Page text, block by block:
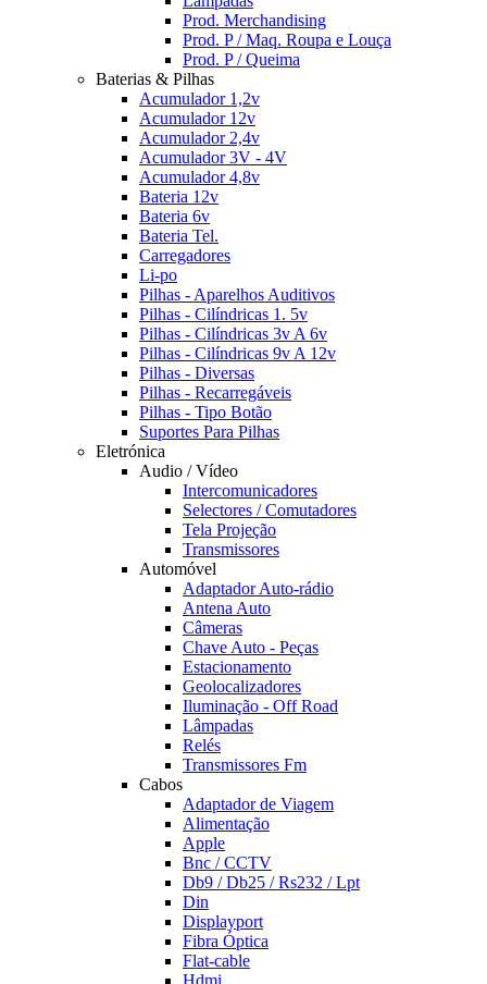
Prod. Merchandising
Prod. P / Maq. Roupa e Louça
Prod. P / Queima
Baterias & Pilhas
Acumulador 1,2v
Acumulador 12v
Acumulador 2,4v
Acumulador 3V - 4V
Acumulador 4,8v
Bateria 12v
Bateria 6v
Bateria Tel.
Carregadores
Li-po
Pilhas - Aparelhos Auditivos
Pilhas - Cilíndricas 1. 5v
Pilhas - Cilíndricas 3v A 6v
Pilhas - Cilíndricas 9v A 12v
Pilhas - Diversas
Pilhas - Recarregáveis
Pilhas - Tipo Botão
Suportes Para Pilhas
Eletrónica
Audio / Vídeo
Intercomunicadores
Selectores / Comutadores
Tela Projeção
Transmissores
Automóvel
Adaptador Auto-rádio
Antena Auto
Câmeras
Chave Auto - Peças
Estacionamento
Geolocalizadores
Iluminação - Off Road
Lâmpadas
Relés
Transmissores Fm
Cabos
Adaptador de Viagem
Alimentação
Apple
Bnc / CCTV
Db9 / Db25 / Rs232 / Lpt
Din
Displayport
Fibra Óptica
Flat-cable
Hdmi